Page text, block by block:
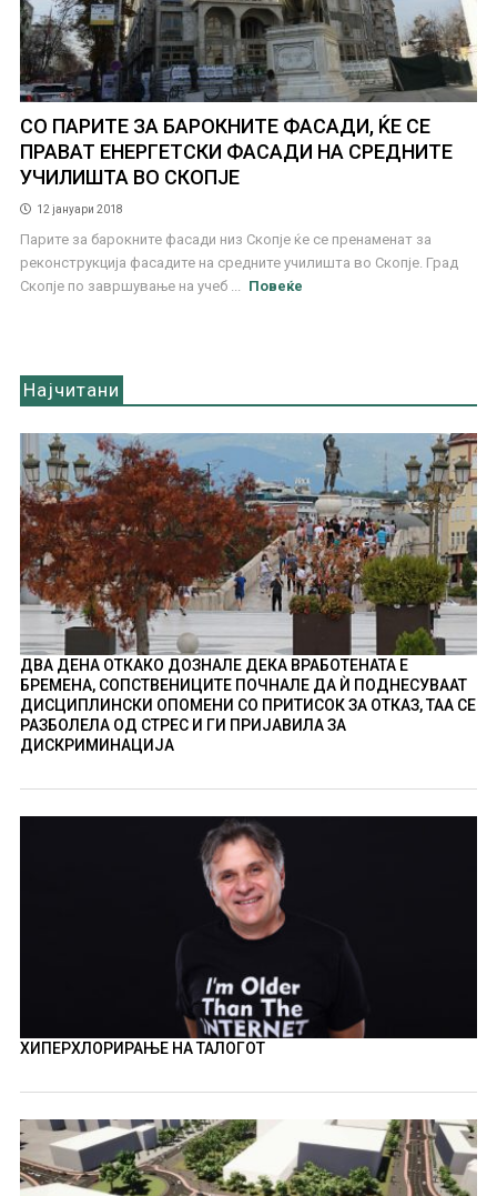
СО ПАРИТЕ ЗА БАРОКНИТЕ ФАСАДИ, ЌЕ СЕ
ПРАВАТ ЕНЕРГЕТСКИ ФАСАДИ НА СРЕДНИТЕ
УЧИЛИШТА ВО СКОПЈЕ
12 јануари 2018
Парите за барокните фасади низ Скопје ќе се пренаменат за
реконструкција фасадите на средните училишта во Скопје. Град
Скопје по завршување на учеб ...
Повеќе
Најчитани
ДВА ДЕНА ОТКАКО ДОЗНАЛЕ ДЕКА ВРАБОТЕНАТА Е
БРЕМЕНА, СОПСТВЕНИЦИТЕ ПОЧНАЛЕ ДА Ѝ ПОДНЕСУВААТ
ДИСЦИПЛИНСКИ ОПОМЕНИ СО ПРИТИСОК ЗА ОТКАЗ, ТАА СЕ
РАЗБОЛЕЛА ОД СТРЕС И ГИ ПРИЈАВИЛА ЗА
ДИСКРИМИНАЦИЈА
ХИПЕРХЛОРИРАЊЕ НА ТАЛОГОТ